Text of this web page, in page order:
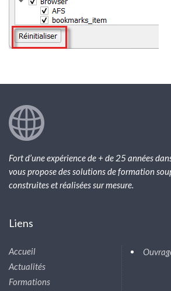
Fort d’une expérience de + de 25 années
vous propose des solutions de formation
construites et réalisées sur mesure.
Liens
Accueil
Actualités
Formations